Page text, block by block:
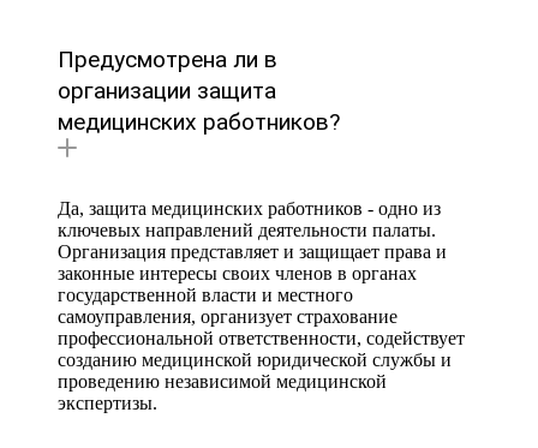
Предусмотрена ли в
организации защита
медицинских работников?
Да, защита медицинских работников - одно из
ключевых направлений деятельности палаты.
Организация представляет и защищает права и
законные интересы своих членов в органах
государственной власти и местного
самоуправления, организует страхование
профессиональной ответственности, содействует
созданию медицинской юридической службы и
проведению независимой медицинской
экспертизы.